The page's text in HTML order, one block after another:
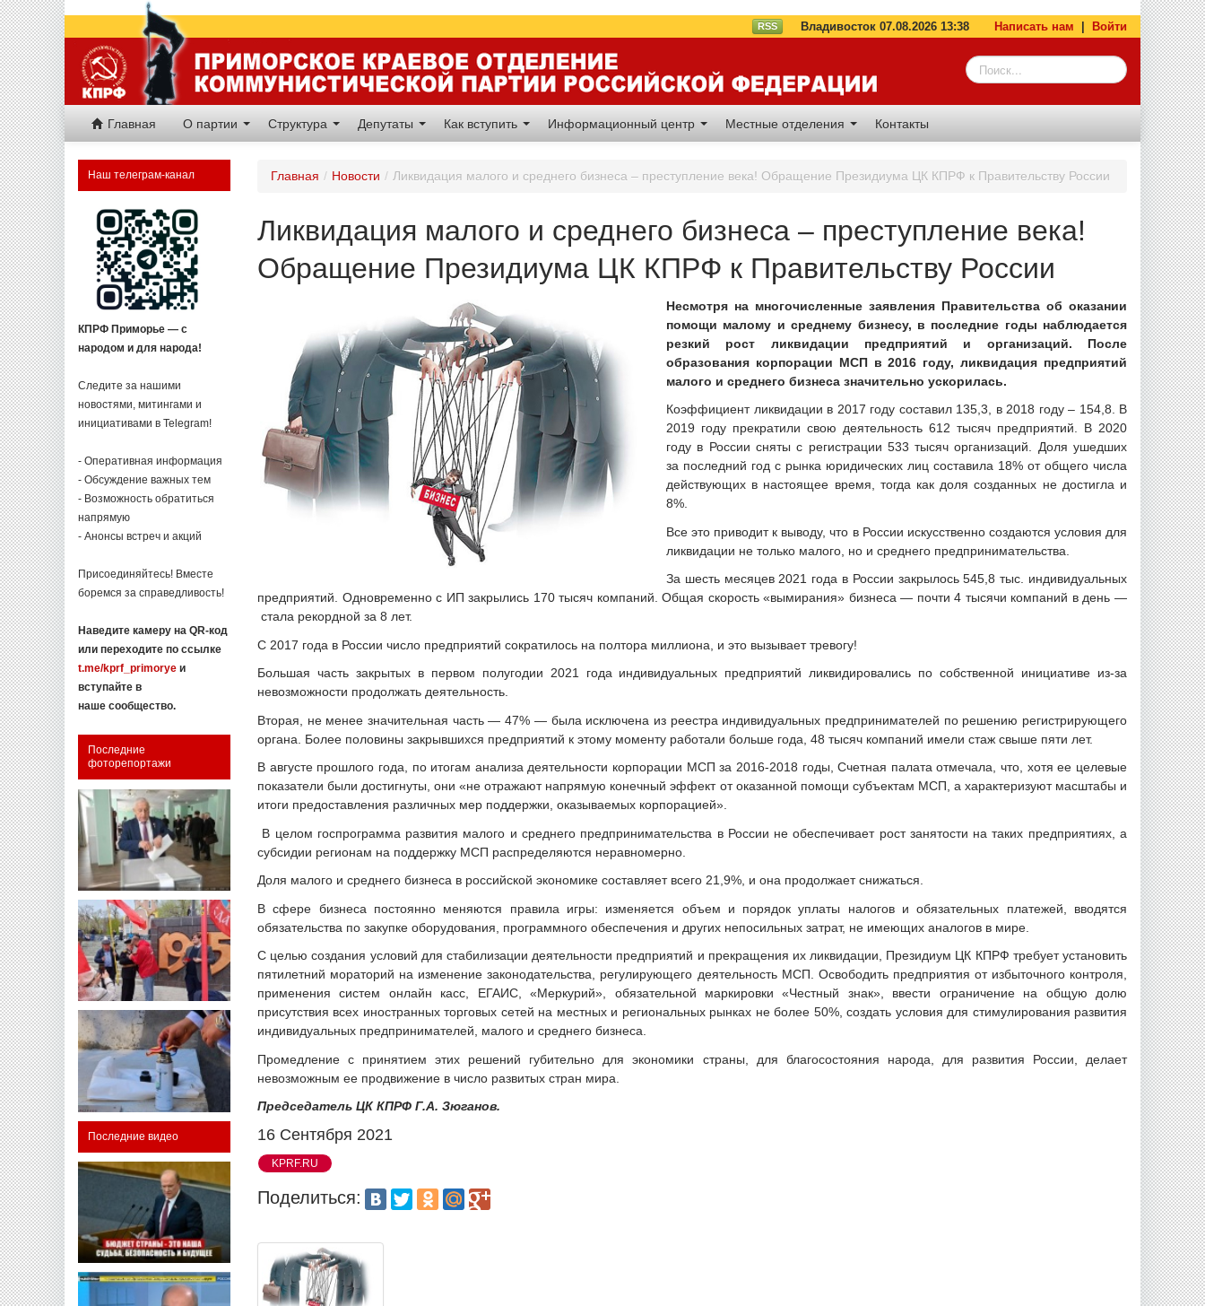
RSS Владивосток 07.08.2026 13:38 Написать нам Войти
Главная О партии Структура Депутаты Как вступить Информационный центр Местные отделения Контакты
Наш телеграм-канал
КПРФ Приморье — с
народом и для народа!
Следите за нашими
новостями, митингами и
инициативами в Telegram!
- Оперативная информация
- Обсуждение важных тем
- Возможность обратиться
напрямую
- Анонсы встреч и акций
Присоединяйтесь! Вместе
боремся за справедливость!
Наведите камеру на QR-код
или переходите по ссылке
t.me/kprf_primorye и
вступайте в
наше сообщество.
Последние
фоторепортажи
Последние видео
Главная / Новости / Ликвидация малого и среднего бизнеса – преступление века! Обращение Президиума ЦК КПРФ к Правительству России
Ликвидация малого и среднего бизнеса – преступление века!
Обращение Президиума ЦК КПРФ к Правительству России
Несмотря на многочисленные заявления Правительства об оказании
помощи малому и среднему бизнесу, в последние годы наблюдается
резкий рост ликвидации предприятий и организаций. После
образования корпорации МСП в 2016 году, ликвидация предприятий
малого и среднего бизнеса значительно ускорилась.
Коэффициент ликвидации в 2017 году составил 135,3, в 2018 году – 154,8. В
2019 году прекратили свою деятельность 612 тысяч предприятий. В 2020
году в России сняты с регистрации 533 тысяч организаций. Доля ушедших
за последний год с рынка юридических лиц составила 18% от общего числа
действующих в настоящее время, тогда как доля созданных не достигла и
8%.
Все это приводит к выводу, что в России искусственно создаются условия для
ликвидации не только малого, но и среднего предпринимательства.
За шесть месяцев 2021 года в России закрылось 545,8 тыс. индивидуальных
предприятий. Одновременно с ИП закрылись 170 тысяч компаний. Общая скорость «вымирания» бизнеса — почти 4 тысячи компаний в день —
стала рекордной за 8 лет.
С 2017 года в России число предприятий сократилось на полтора миллиона, и это вызывает тревогу!
Большая часть закрытых в первом полугодии 2021 года индивидуальных предприятий ликвидировались по собственной инициативе из-за
невозможности продолжать деятельность.
Вторая, не менее значительная часть — 47% — была исключена из реестра индивидуальных предпринимателей по решению регистрирующего
органа. Более половины закрывшихся предприятий к этому моменту работали больше года, 48 тысяч компаний имели стаж свыше пяти лет.
В августе прошлого года, по итогам анализа деятельности корпорации МСП за 2016-2018 годы, Счетная палата отмечала, что, хотя ее целевые
показатели были достигнуты, они «не отражают напрямую конечный эффект от оказанной помощи субъектам МСП, а характеризуют масштабы и
итоги предоставления различных мер поддержки, оказываемых корпорацией».
В целом госпрограмма развития малого и среднего предпринимательства в России не обеспечивает рост занятости на таких предприятиях, а
субсидии регионам на поддержку МСП распределяются неравномерно.
Доля малого и среднего бизнеса в российской экономике составляет всего 21,9%, и она продолжает снижаться.
В сфере бизнеса постоянно меняются правила игры: изменяется объем и порядок уплаты налогов и обязательных платежей, вводятся
обязательства по закупке оборудования, программного обеспечения и других непосильных затрат, не имеющих аналогов в мире.
С целью создания условий для стабилизации деятельности предприятий и прекращения их ликвидации, Президиум ЦК КПРФ требует установить
пятилетний мораторий на изменение законодательства, регулирующего деятельность МСП. Освободить предприятия от избыточного контроля,
применения систем онлайн касс, ЕГАИС, «Меркурий», обязательной маркировки «Честный знак», ввести ограничение на общую долю
присутствия всех иностранных торговых сетей на местных и региональных рынках не более 50%, создать условия для стимулирования развития
индивидуальных предпринимателей, малого и среднего бизнеса.
Промедление с принятием этих решений губительно для экономики страны, для благосостояния народа, для развития России, делает
невозможным ее продвижение в число развитых стран мира.
Председатель ЦК КПРФ Г.А. Зюганов.
16 Сентября 2021
KPRF.RU
Поделиться: